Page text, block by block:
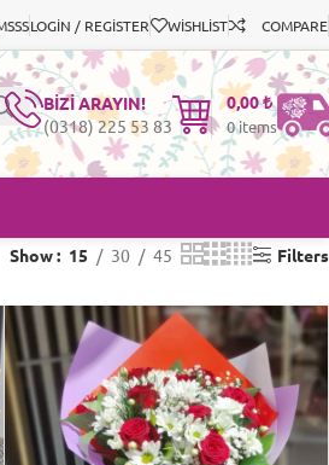
SSSLOGIN / REGISTER WISHLIST COMPARE
BİZİ ARAYIN!
(0318) 225 53 83
0items
0,00₺
Show 15 30 45 Filters